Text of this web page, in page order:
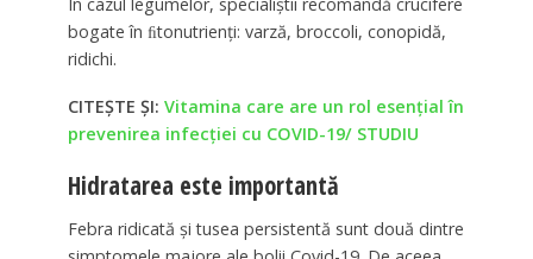
bogate în ﬁtonutrienţi: varză, broccoli, conopidă,
ridichi.
CITEȘTE ȘI: Vitamina care are un rol esențial în
prevenirea infecției cu COVID-19/ STUDIU
Hidratarea este importantă
Febra ridicată şi tusea persistentă sunt două dintre